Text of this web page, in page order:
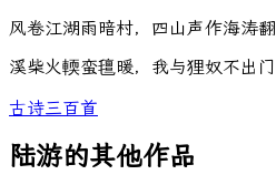
风卷江湖雨暗村， 四 山声作海涛翻
溪柴火輭蛮氊暖， 我与狸奴不出 门
古诗三百首
陆游的其他作品